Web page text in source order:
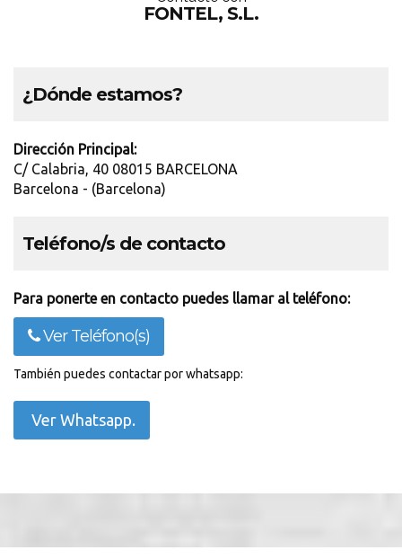
FONTEL, S.L.
¿Dónde estamos?
Dirección Principal:
C/ Calabria, 40 08015 BARCELONA
Barcelona - (Barcelona)
Teléfono/s de contacto
Para ponerte en contacto puedes llamar al teléfono:
Ver Teléfono(s)
También puedes contactar por whatsapp:
Ver Whatsapp.